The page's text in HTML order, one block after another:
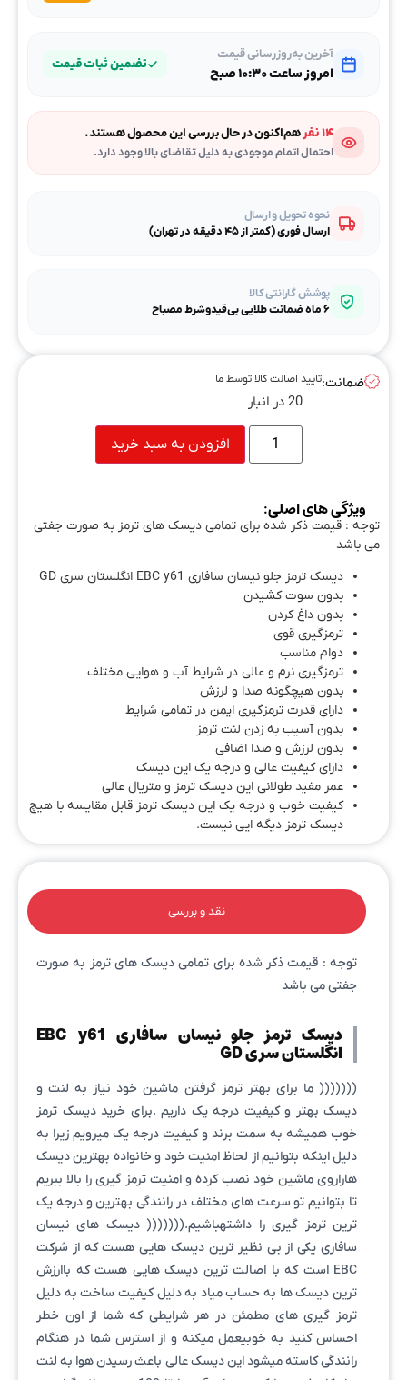
آخرین به‌روزرسانی قیمت
امروز ساعت ۱۰:۳۰ صبح
تضمین ثبات قیمت
۱۴ نفر هم‌اکنون در حال بررسی این محصول هستند.
احتمال اتمام موجودی به دلیل تقاضای بالا وجود دارد.
نحوه تحویل و ارسال
ارسال فوری (کمتر از ۴۵ دقیقه در تهران)
پوشش گارانتی کالا
۶ ماه ضمانت طلایی بی‌قیدوشرط مصباح
ضمانت:تایید اصالت کالا توسط ما
20 در انبار
افزودن به سبد خرید
ویژگی های اصلی:
توجه : قیمت ذکر شده برای تمامی دیسک های ترمز به صورت جفتی
می باشد
دیسک ترمز جلو نیسان سافاری EBC y61 انگلستان سری GD
بدون سوت کشیدن
بدون داغ کردن
ترمزگیری قوی
دوام مناسب
ترمزگیری نرم و عالی در شرایط آب و هوایی مختلف
بدون هیچگونه صدا و لرزش
دارای قدرت ترمزگیری ایمن در تمامی شرایط
بدون آسیب به زدن لنت ترمز
بدون لرزش و صدا اضافی
دارای کیفیت عالی و درجه یک این دیسک
عمر مفید طولانی این دیسک ترمز و متریال عالی
کیفیت خوب و درجه یک این دیسک ترمز قابل مقایسه با هیچ
دیسک ترمز دیگه ایی نیست.
نقد و بررسی
توجه : قیمت ذکر شده برای تمامی دیسک های ترمز به صورت
جفتی می باشد
دیسک ترمز جلو نیسان سافاری EBC y61
انگلستان سری GD
((((((( ما برای بهتر ترمز گرفتن ماشین خود نیاز به لنت و
دیسک بهتر و کیفیت درجه یک داریم .برای خرید دیسک ترمز
خوب همیشه به سمت برند و کیفیت درجه یک میرویم زیرا به
دلیل اینکه بتوانیم از لحاظ امنیت خود و خانواده بهترین دیسک
هاراروی ماشین خود نصب کرده و امنیت ترمز گیری را بالا ببریم
تا بتوانیم تو سرعت های مختلف در رانندگی بهترین و درجه یک
ترین ترمز گیری را داشتهباشیم.((((((( دیسک های نیسان
سافاری یکی از بی نظیر ترین دیسک هایی هست که از شرکت
EBC است که با اصالت ترین دیسک هایی هست که باارزش
ترین دیسک ها به حساب میاد به دلیل کیفیت ساخت به دلیل
ترمز گیری های مطمئن در هر شرایطی که شما از اون خطر
احساس کنید به خوبیعمل میکنه و از استرس شما در هنگام
رانندگی کاسته میشود این دیسک عالی باعث رسیدن هوا به لنت